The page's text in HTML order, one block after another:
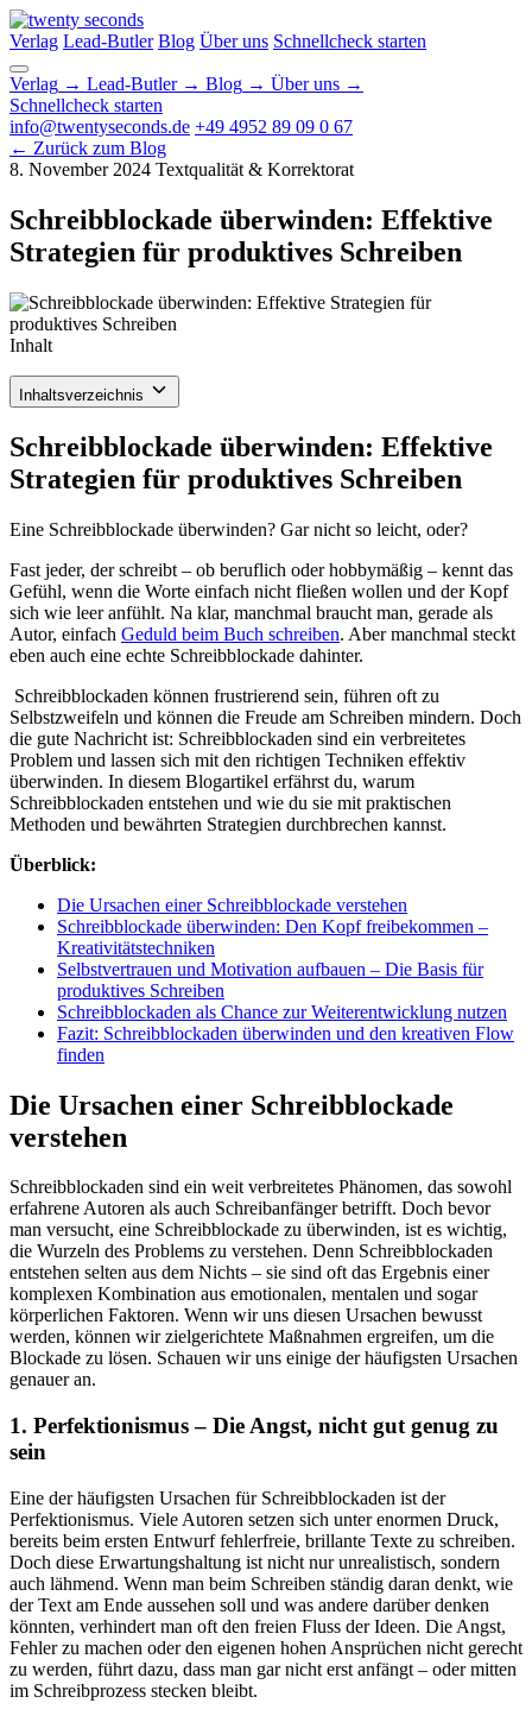
Verlag Lead-Butler Blog Über uns Schnellcheck starten
Verlag → Lead-Butler → Blog → Über uns →
Schnellcheck starten
info@twentyseconds.de +49 4952 89 09 0 67
← Zurück zum Blog
8. November 2024 Textqualität & Korrektorat
Schreibblockade überwinden: Effektive
Strategien für produktives Schreiben
Inhalt
Inhaltsverzeichnis
Schreibblockade überwinden: Effektive
Strategien für produktives Schreiben
Eine Schreibblockade überwinden? Gar nicht so leicht, oder?
Fast jeder, der schreibt – ob beruflich oder hobbymäßig – kennt das
Gefühl, wenn die Worte einfach nicht fließen wollen und der Kopf
sich wie leer anfühlt. Na klar, manchmal braucht man, gerade als
Autor, einfach Geduld beim Buch schreiben. Aber manchmal steckt
eben auch eine echte Schreibblockade dahinter.
Schreibblockaden können frustrierend sein, führen oft zu
Selbstzweifeln und können die Freude am Schreiben mindern. Doch
die gute Nachricht ist: Schreibblockaden sind ein verbreitetes
Problem und lassen sich mit den richtigen Techniken effektiv
überwinden. In diesem Blogartikel erfährst du, warum
Schreibblockaden entstehen und wie du sie mit praktischen
Methoden und bewährten Strategien durchbrechen kannst.
Überblick:
Die Ursachen einer Schreibblockade verstehen
Schreibblockade überwinden: Den Kopf freibekommen –
Kreativitätstechniken
Selbstvertrauen und Motivation aufbauen – Die Basis für
produktives Schreiben
Schreibblockaden als Chance zur Weiterentwicklung nutzen
Fazit: Schreibblockaden überwinden und den kreativen Flow
finden
Die Ursachen einer Schreibblockade
verstehen
Schreibblockaden sind ein weit verbreitetes Phänomen, das sowohl
erfahrene Autoren als auch Schreibanfänger betrifft. Doch bevor
man versucht, eine Schreibblockade zu überwinden, ist es wichtig,
die Wurzeln des Problems zu verstehen. Denn Schreibblockaden
entstehen selten aus dem Nichts – sie sind oft das Ergebnis einer
komplexen Kombination aus emotionalen, mentalen und sogar
körperlichen Faktoren. Wenn wir uns diesen Ursachen bewusst
werden, können wir zielgerichtete Maßnahmen ergreifen, um die
Blockade zu lösen. Schauen wir uns einige der häufigsten Ursachen
genauer an.
1. Perfektionismus – Die Angst, nicht gut genug zu
sein
Eine der häufigsten Ursachen für Schreibblockaden ist der
Perfektionismus. Viele Autoren setzen sich unter enormen Druck,
bereits beim ersten Entwurf fehlerfreie, brillante Texte zu schreiben.
Doch diese Erwartungshaltung ist nicht nur unrealistisch, sondern
auch lähmend. Wenn man beim Schreiben ständig daran denkt, wie
der Text am Ende aussehen soll und was andere darüber denken
könnten, verhindert man oft den freien Fluss der Ideen. Die Angst,
Fehler zu machen oder den eigenen hohen Ansprüchen nicht gerecht
zu werden, führt dazu, dass man gar nicht erst anfängt – oder mitten
im Schreibprozess stecken bleibt.